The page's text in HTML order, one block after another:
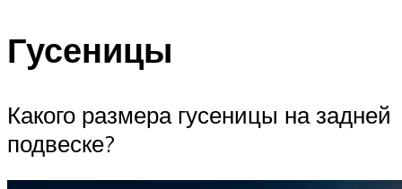
Гусеницы
Какого размера гусеницы на задней
подвеске?